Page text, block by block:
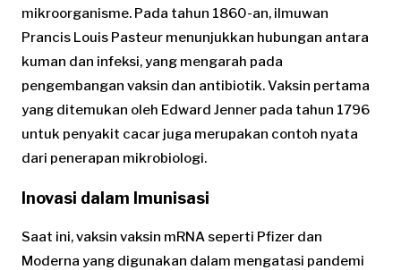
mikroorganisme. Pada tahun 1860-an, ilmuwan
Prancis Louis Pasteur menunjukkan hubungan antara
kuman dan infeksi, yang mengarah pada
pengembangan vaksin dan antibiotik. Vaksin pertama
yang ditemukan oleh Edward Jenner pada tahun 1796
untuk penyakit cacar juga merupakan contoh nyata
dari penerapan mikrobiologi.
Inovasi dalam Imunisasi
Saat ini, vaksin vaksin mRNA seperti Pfizer dan
Moderna yang digunakan dalam mengatasi pandemi